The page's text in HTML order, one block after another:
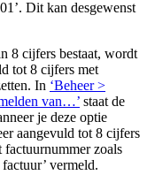
Dit kan desgewenst
8 cijfers bestaat, wordt
tot 8 cijfers met
In ‘Beheer >
van…’ staat de
je deze optie
aangevuld tot 8 cijfers
zoals
vermeld.